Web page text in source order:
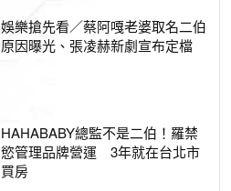
娛樂搶先看／蔡阿嘎老婆取名二伯
原因曝光、張凌赫新劇宣布定檔
HAHABABY總監不是二伯！羅禁
慾管理品牌營運 3年就在台北市
買房